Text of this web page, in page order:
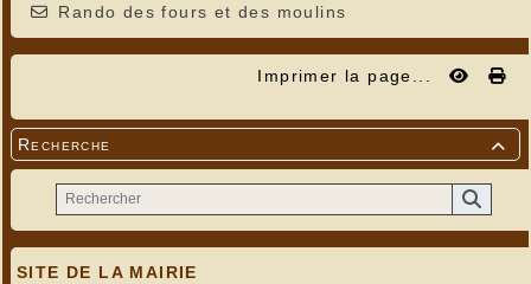
Rando des fours et des moulins
Imprimer la page...

Recherche
SITE DE LA MAIRIE